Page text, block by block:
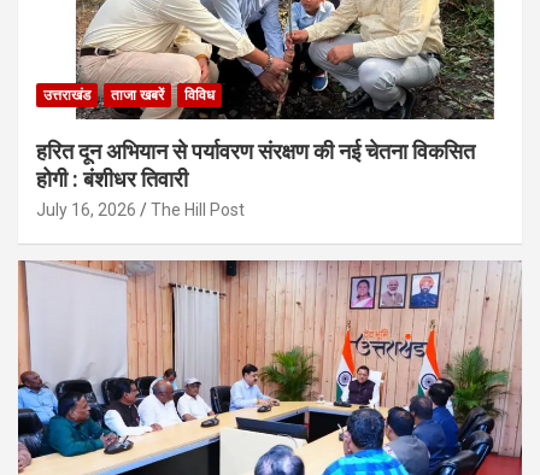
उत्तराखंड ताजा खबरें विविध
हरित दून अभियान से पर्यावरण संरक्षण की नई चेतना विकसित
होगी : बंशीधर तिवारी
July 16, 2026 The Hill Post